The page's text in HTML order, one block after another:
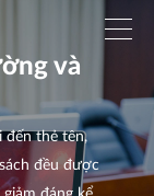
và
đến thẻ tên,
đều được